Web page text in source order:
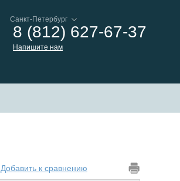
8 (812) 627-67-37
Напишите нам
Добавить к сравнению